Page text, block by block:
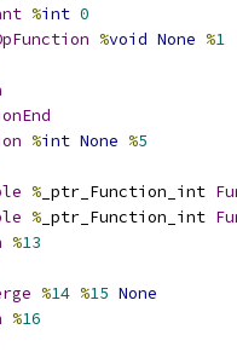
%int 0
%void None %1
%int None %5
% _ptr_Function_int
% _ptr_Function_int
%13
%14 %15 None
%16